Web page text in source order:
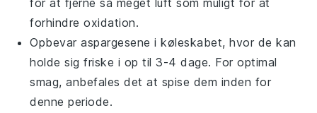
forhindre oxidation.
Opbevaraspargesene i køleskabet, hvor de kan
holde sig friske i op til 3-4 dage. For optimal
smag, anbefales det at spise dem inden for
denne periode.